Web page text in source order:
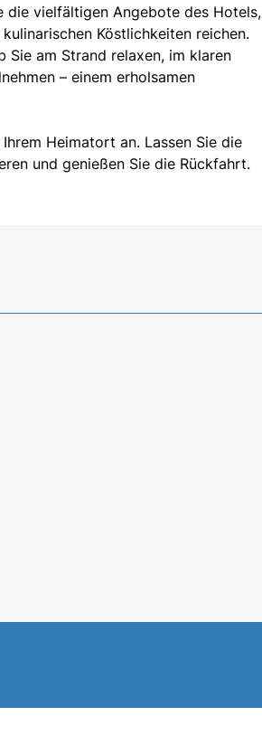
die vielfältigen Angebote des Hotels,
Köstlichkeiten reichen.
Sie am Strand relaxen, im klaren
– einem erholsamen
Heimatort an. Lassen Sie die
und genießen Sie die Rückfahrt.